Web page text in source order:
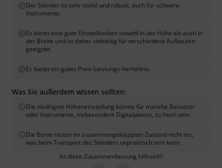
Der Ständer ist sehr stabil und robust, auch für schwere
Instrumente.
Es bietet eine gute Einstellbarkeit sowohl in der Höhe als auch in
der Breite und ist daher vielseitig für verschiedene Aufbauten
geeignet.
Es bietet ein gutes Preis-Leistungs-Verhältnis.
Was Sie außerdem wissen sollten:
Die niedrigste Höheneinstellung könnte für manche Benutzer
oder Instrumente, insbesondere Digitalpianos, zu hoch sein.
Die Beine rasten im zusammengeklappten Zustand nicht ein,
was beim Transport des Ständers unpraktisch sein kann.
Ist diese Zusammenfassung hilfreich?